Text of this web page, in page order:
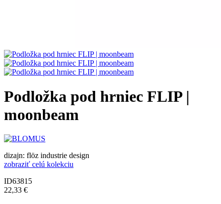
Podložka pod hrniec FLIP |
moonbeam
dizajn: flöz industrie design
zobraziť celú kolekciu
ID63815
22,33 €